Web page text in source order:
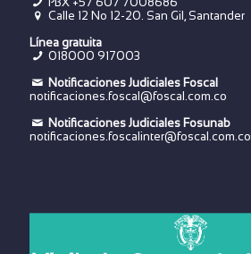
Calle 12 No 12-20. San Gil, Santander
Línea gratuita
018000 917003
Notificaciones Judiciales Foscal
notificaciones.foscal@foscal.com.co
Notificaciones Judiciales Fosunab
notificaciones.foscalinter@foscal.com.co